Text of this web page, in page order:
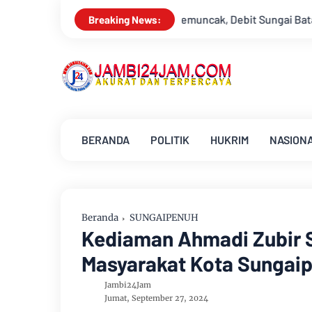
Breaking News:
Memuncak, Debit Sungai Batanghari Terus Menyusut, Jambi
BERANDA POLITIK HUKRIM
Beranda SUNGAIPENUH
Kediaman Ahmadi Zubir
Masyarakat Kota
Jambi24Jam
Jumat, September 27, 2024